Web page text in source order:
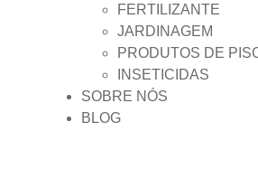
FERTILIZANTE
JARDINAGEM
PRODUTOS DE
INSETICIDAS
SOBRE NÓS
BLOG